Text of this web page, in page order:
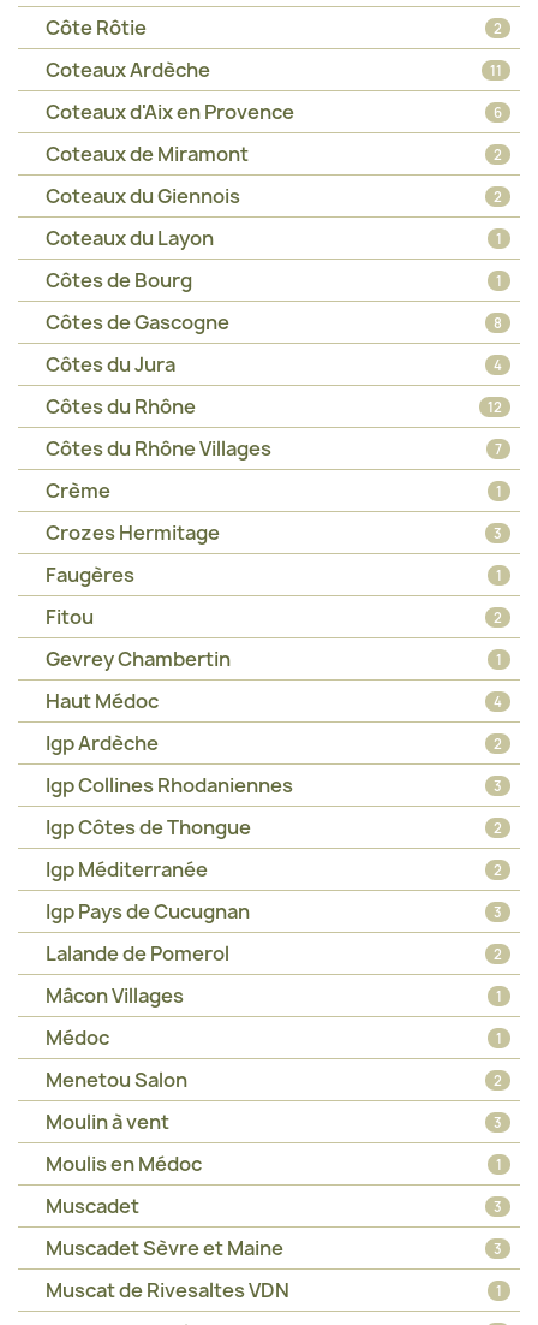
Côte Rôtie 2
Coteaux Ardèche 11
Coteaux d'Aix en Provence 6
Coteaux de Miramont 2
Coteaux du Giennois 2
Coteaux du Layon 1
Côtes de Bourg 1
Côtes de Gascogne 8
Côtes du Jura 4
Côtes du Rhône 12
Côtes du Rhône Villages 7
Crème 1
Crozes Hermitage 3
Faugères 1
Fitou 2
Gevrey Chambertin 1
Haut Médoc 4
Igp Ardèche 2
Igp Collines Rhodaniennes 3
Igp Côtes de Thongue 2
Igp Méditerranée 2
Igp Pays de Cucugnan 3
Lalande de Pomerol 2
Mâcon Villages 1
Médoc 1
Menetou Salon 2
Moulin à vent 3
Moulis en Médoc 1
Muscadet 3
Muscadet Sèvre et Maine 3
Muscat de Rivesaltes VDN 1